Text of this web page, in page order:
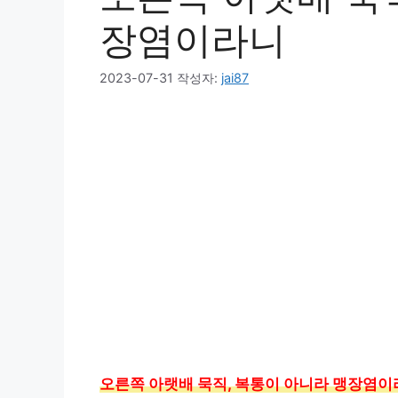
장염이라니
2023-07-31 작성자: jai87
오른쪽 아랫배 묵직, 복통이 아니라 맹장염이